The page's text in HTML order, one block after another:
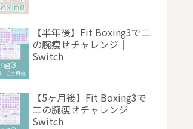
【半年後】Fit Boxing3で二
の腕痩せチャレンジ｜
Switch
【5ヶ月後】Fit Boxing3で
二の腕痩せチャレンジ｜
Switch